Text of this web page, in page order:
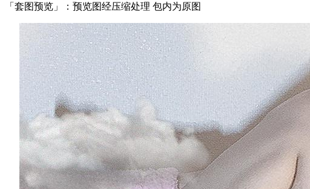
「套图预览」：预览图经压缩处理 包内为原图